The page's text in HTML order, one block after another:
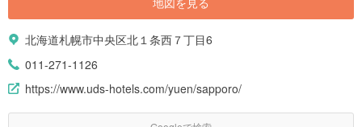
北海道札幌市中央区北１条西７丁目6
011-271-1126
https://www.uds-hotels.com/yuen/sapporo/